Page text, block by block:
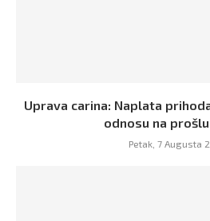
Uprava carina: Naplata
odnosu na
Petak, 7 Augusta